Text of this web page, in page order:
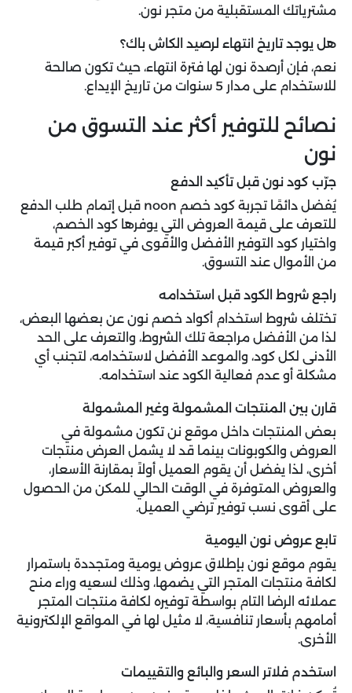
مشترياتك المستقبلية من متجر نون.
هل يوجد تاريخ انتهاء لرصيد الكاش باك؟
نعم، فإن أرصدة نون لها فترة انتهاء، حيث تكون صالحة
للاستخدام على مدار 5 سنوات من تاريخ الإيداع.
نصائح للتوفير أكثر عند التسوق من
نون
جرّب كود نون قبل تأكيد الدفع
يُفضل دائمًا تجربة كود خصم noon قبل إتمام طلب الدفع
للتعرف على قيمة العروض التي يوفرها كود الخصم،
واختيار كود التوفير الأفضل والأقوى في توفير أكبر قيمة
من الأموال عند التسوق.
راجع شروط الكود قبل استخدامه
تختلف شروط استخدام أكواد خصم نون عن بعضها البعض،
لذا من الأفضل مراجعة تلك الشروط، والتعرف على الحد
الأدنى لكل كود، والموعد الأفضل لاستخدامه، لتجنب أي
مشكلة أو عدم فعالية الكود عند استخدامه.
قارن بين المنتجات المشمولة وغير المشمولة
بعض المنتجات داخل موقع نن تكون مشمولة في
العروض والكوبونات بينما قد لا يشمل العرض منتجات
أخرى، لذا يفضل أن يقوم العميل أولاً بمقارنة الأسعار،
والعروض المتوفرة في الوقت الحالي للمكن من الحصول
على أقوى نسب توفير ترضي العميل.
تابع عروض نون اليومية
يقوم موقع نون بإطلاق عروض يومية ومتجددة باستمرار
لكافة منتجات المتجر التي يضمها، وذلك لسعيه وراء منح
عملائه الرضا التام بواسطة توفيره لكافة منتجات المتجر
أمامهم بأسعار تنافسية، لا مثيل لها في المواقع الإلكترونية
الأخرى.
استخدم فلاتر السعر والبائع والتقييمات